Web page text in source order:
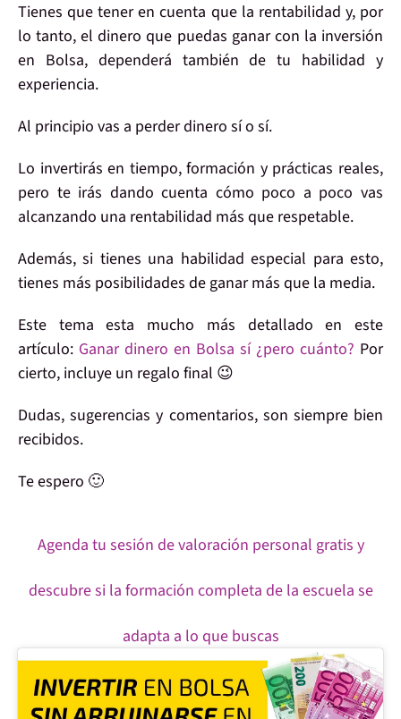
Tienes que tener en cuenta que la rentabilidad y, por
lo tanto, eldinero que puedas ganar con la inversión
en Bolsa, dependerá también de tu habilidad y
experiencia.
Al principio vas a perderdinero sí o sí.
Lo invertirás en tiempo,formación y prácticas reales,
pero te irás dando cuenta cómo poco a poco vas
alcanzando una rentabilidad más que respetable.
Además, si tienes una habilidad especial para esto,
tienes más posibilidades de ganar más que la media.
Este tema esta mucho más detallado en este
artículo: Ganar dinero en Bolsa sí ¿pero cuánto? Por
cierto, incluye un regalo final 😉
Dudas, sugerencias y comentarios, son siempre bien
recibidos.
Te espero 🙂
Agenda tu sesión de valoración personal gratis y
descubre si la formación completa de la escuela se
adapta a lo que buscas